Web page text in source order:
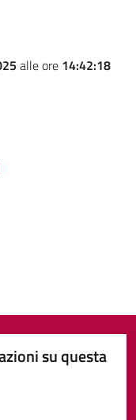
alle ore 14:42:18
su questa